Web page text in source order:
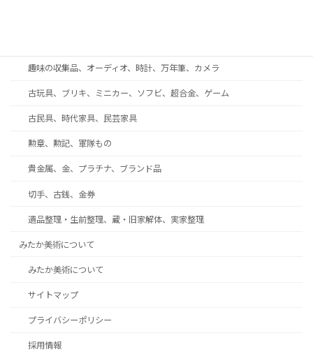
趣味の収集品、オーディオ、時計、万年筆、カメラ
古玩具、ブリキ、ミニカー、ソフビ、超合金、ゲーム
古民具、時代家具、民芸家具
勲章、勲記、軍隊もの
貴金属、金、プラチナ、ブランド品
切手、古銭、金券
遺品整理・生前整理、蔵・旧家解体、実家整理
みたか美術について
みたか美術について
サイトマップ
プライバシーポリシー
採用情報